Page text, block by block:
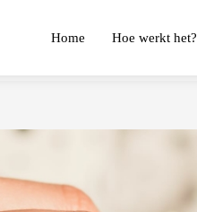
Home Hoe werkt het?